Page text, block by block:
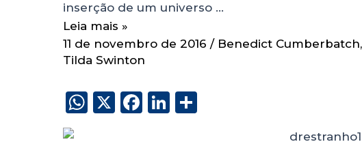
inserção de um universo …
Leia mais »
11 de novembro de 2016 / Benedict Cumberbatch,
Tilda Swinton
W X
F
Li